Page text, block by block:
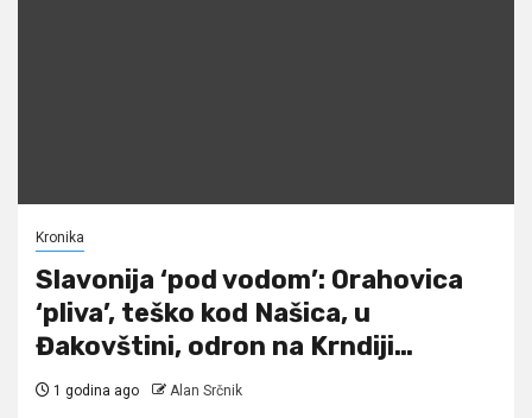
Kronika
Slavonija ‘pod vodom’: Orahovica
‘pliva’, teško kod Našica, u
Đakovštini, odron na Krndiji…
1 godina ago Alan Srčnik